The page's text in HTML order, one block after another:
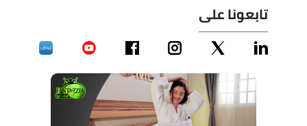
تابعونا على